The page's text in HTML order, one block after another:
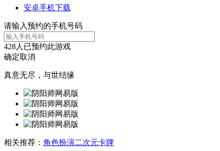
安卓手机下载
请输入预约的手机号码
428人已预约此游戏
确定取消
真意无尽，与世结缘
相关推荐： 角色扮演二次元卡牌